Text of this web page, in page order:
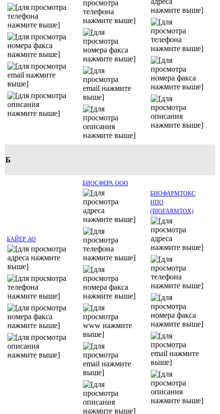
Б
БАЙЕР АО
БИОСФЕРА ООО
БИОФАРМТОКС
НПО
(BIOFARMTOX)